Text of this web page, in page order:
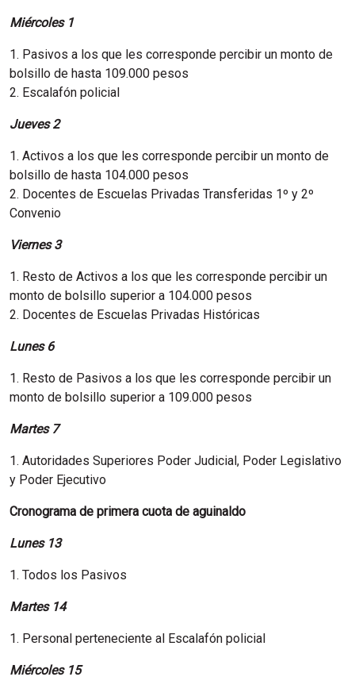
Miércoles 1
1. Pasivos a los que les corresponde percibir un monto de
bolsillo de hasta 109.000 pesos
2. Escalafón policial
Jueves 2
1. Activos a los que les corresponde percibir un monto de
bolsillo de hasta 104.000 pesos
2. Docentes de Escuelas Privadas Transferidas 1º y 2º
Convenio
Viernes 3
1. Resto de Activos a los que les corresponde percibir un
monto de bolsillo superior a 104.000 pesos
2. Docentes de Escuelas Privadas Históricas
Lunes 6
1. Resto de Pasivos a los que les corresponde percibir un
monto de bolsillo superior a 109.000 pesos
Martes 7
1. Autoridades Superiores Poder Judicial, Poder Legislativo
y Poder Ejecutivo
Cronograma de primera cuota de aguinaldo
Lunes 13
1. Todos los Pasivos
Martes 14
1. Personal perteneciente al Escalafón policial
Miércoles 15